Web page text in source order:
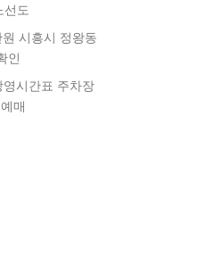
선도
시흥시 정왕동
인
영시간표 주차장
매